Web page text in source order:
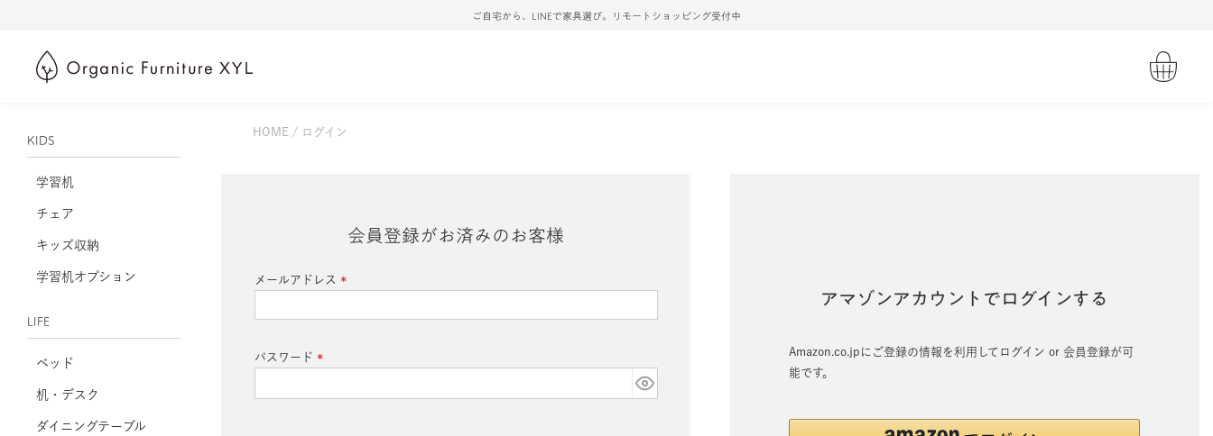
ご自宅から、LINEで家具選び。リモートショッピング受付中
KIDS
学習机
チェア
キッズ収納
学習机オプション
LIFE
ベッド
机・デスク
ダイニングテーブル
HOME ログイン
会員登録がお済みのお客様
メールアドレス
須)
パスワード
須)
アマゾンアカウントでログインする
Amazon.co.jpにご登録の情報を利用してログイン or 会員登録が可
能です。